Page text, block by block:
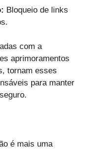
Bloqueio de links
com a
aprimoramentos
tornam esses
para manter
é mais uma